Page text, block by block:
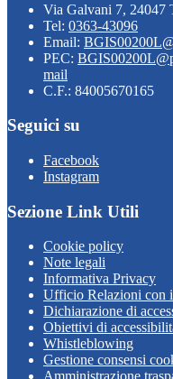
Via Galvani 7, 24047
Tel: 0363-43096
Email:
PEC:
mail
C.F.: 84005670165
Seguici su
Facebook
Instagram
Sezione Link Utili
Cookie policy
Note legali
Informativa Privacy
Ufficio Relazioni con
Dichiarazione di
Obiettivi di
Whistleblowing
Gestione consensi